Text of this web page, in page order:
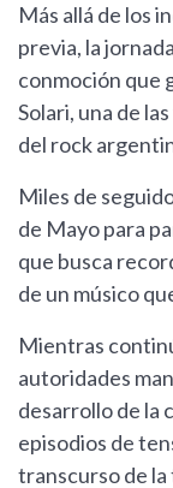
Más allá de los
previa, la
conmoción que
Solari, una de
del rock
Miles de
de Mayo para
que busca
de un músico
Mientras
autoridades
desarrollo de la
episodios de
transcurso de la